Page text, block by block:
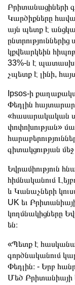
Բրիտանացիների
Կարծիքները
այն պետք է
կքվեարկեին
33%-ն է
չպետք է լինի,
Ipsos-ի
Փեդլին
«հասարակական
փոփոխության»
գիտակցության մեջ
Եվրամիություն
հիմնականում
և Կանաչների
UK եւ
կողմնակիցները
են։
«Պետք է
գործնականում
Փեդլին։ - Երբ
Մեծ Բրիտանիայի